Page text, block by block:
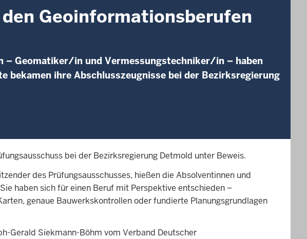
Geoinformationsberufen
– Geomatiker/in und Vermessungstechniker/in – haben
bekamen ihre Abschlusszeugnisse bei der Bezirksregierung
bei der Bezirksregierung Detmold unter Beweis.
des Prüfungsausschusses, hießen die Absolventinnen und
haben sich für einen Beruf mit Perspektive entschieden –
genaue Bauwerkskontrollen oder fundierte Planungsgrundlagen
Gerald Siekmann-Böhm vom Verband Deutscher